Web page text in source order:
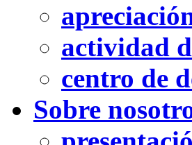
actividad
centro de
Sobre